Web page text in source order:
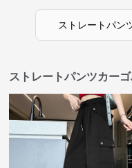
ストレートパン
ストレートパンツカー